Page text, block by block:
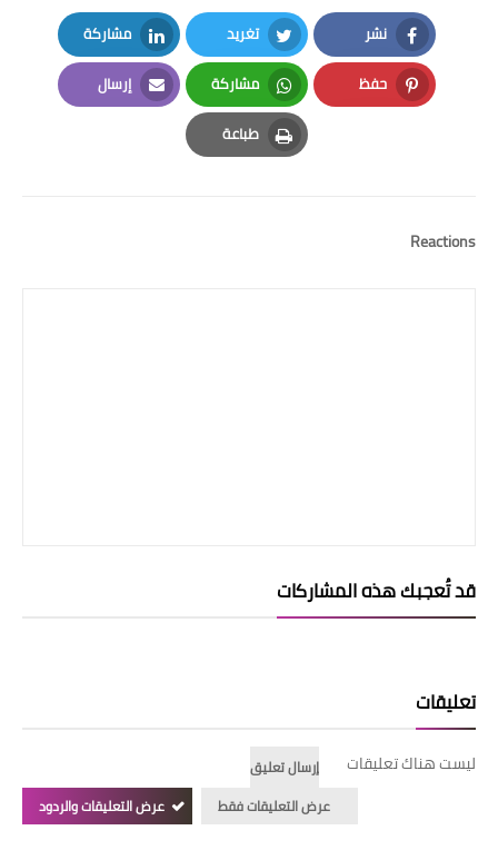
نشر
Facebook
تغريد
Twitter
مشاركة
LinkedIn
حفظ
Pinterest
مشاركة
Whatsapp
إرسال
Email
طباعة
Print
Reactions
قد تُعجبك هذه المشاركات
تعليقات
ليست هناك تعليقات
إرسال تعليق
عرض التعليقات فقط
عرض التعليقات والردود